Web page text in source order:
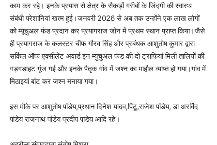
काम कर रहे। इनके प्रयास से क्षेत्र के सैकड़ों गरीबों के जिंदगी की स्वास्थ
संबंधी परेशानियां खत्म हुई।जनवरी 2026 से अब तक उन्होंने एक लाख लोगों
को म्यूचुअल फंड प्रदान कर प्रयागराज जोन में प्रथम स्थान प्राप्त किया।जैसे
ही प्रयागराज के कलस्टर चीफ गौरव सिंह और प्रबंधक आशुतोष कुमार द्वारा
सर्किल ऑफ एक्सीलेंट अवार्ड इन म्युचुअल फंड की दो ट्राफियां मिली तालियों की
गड़गड़ाहट गूंज गई और इनके पैतृक गांव में जश्न का माहौल व्याप्त हो गया।गांव में
मिठाइयां बांट कर जश्न मनाया गया।
इस मौके पर आशुतोष पांडेय,प्रधान दिनेश यादव,पिंटू,राजेश पांडेय, डा अरविंद
पांडेय राजनाथ पांडेय प्रदीप पांडेय आदि रहे।